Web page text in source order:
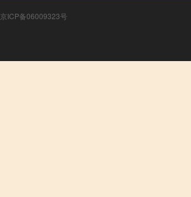
京ICP备06009323号